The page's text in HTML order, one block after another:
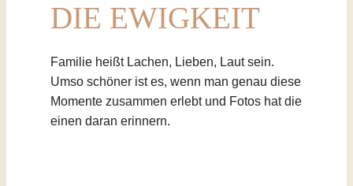
DIE EWIGKEIT
Familie heißt Lachen, Lieben, Laut sein.
Umso schöner ist es, wenn man genau diese
Momente zusammen erlebt und Fotos hat die
einen daran erinnern.